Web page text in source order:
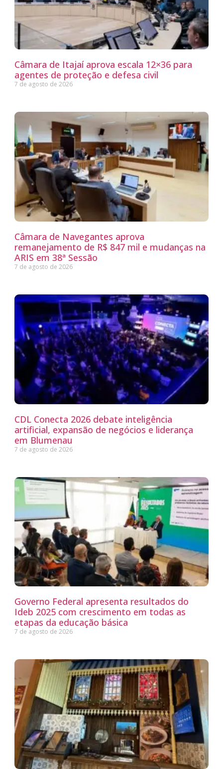
Câmara de Itajaí aprova escala 12×36 para
agentes de proteção e defesa civil
7 de agosto de 2026
Câmara de Navegantes aprova
remanejamento de R$ 847 mil e mudanças na
ARIS em 38ª Sessão
7 de agosto de 2026
CDL Conecta 2026 debate inteligência
artificial, expansão de negócios e liderança
em Blumenau
7 de agosto de 2026
Governo Federal apresenta resultados do
Ideb 2025 com crescimento em todas as
etapas da educação básica
7 de agosto de 2026